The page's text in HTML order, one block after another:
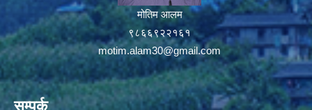
मोतिम आलम
९८६६९२२१६१
motim.alam30@gmail.com
सम्पर्क